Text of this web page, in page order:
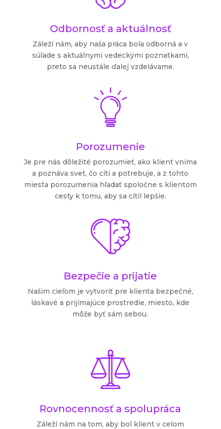
Odbornosť a aktuálnosť
Záleží nám, aby naša práca bola odborná a v
súlade s aktuálnymi vedeckými poznatkami,
preto sa neustále ďalej vzdelávame.
Porozumenie
Je pre nás dôležité porozumieť, ako klient vníma
a poznáva svet, čo cíti a potrebuje, a z tohto
miesta porozumenia hľadať spoločne s klientom
cesty k tomu, aby sa cítil lepšie.
Bezpečie a prijatie
Našim cieľom je vytvoriť pre klienta bezpečné,
láskavé a prijímajúce prostredie, miesto, kde
môže byť sám sebou.
Rovnocennosť a spolupráca
Záleží nám na tom, aby bol klient v celom